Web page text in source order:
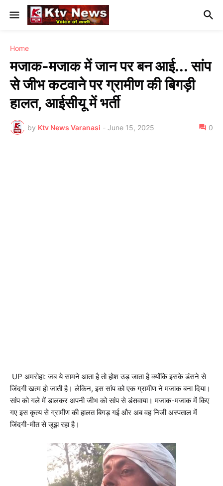
Home
मजाक-मजाक में जान पर बन आई... सांप
से जीभ कटवाने पर ग्रामीण की बिगड़ी
हालत, आईसीयू में भर्ती
by Ktv News Varanasi - June 15, 2025 0
UP अमरोहा: जब ये सामने आता है तो होश उड़ जाता है क्योंकि इसके डंसने से
जिंदगी खत्म हो जाती है। लेकिन, इस सांप को एक ग्रामीण ने मजाक बना दिया।
सांप को गले में डालकर अपनी जीभ को सांप से डंसवाया। मजाक-मजाक में किए
गए इस कृत्य से ग्रामीण की हालत बिगड़ गई और अब वह निजी अस्पताल में
जिंदगी-मौत से जूझ रहा है।